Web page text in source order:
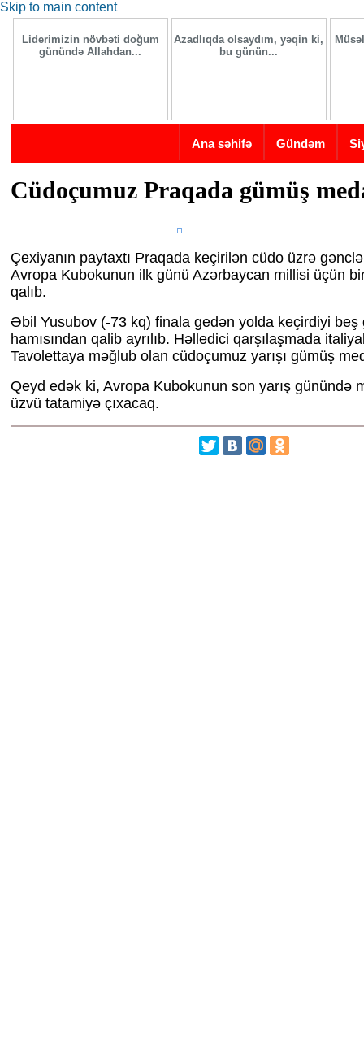
Skip to main content
Liderimizin növbəti doğum
günündə Allahdan...
Azadlıqda olsaydım, yəqin ki,
bu günün...
Ana səhifə Gündəm
Cüdoçumuz Praqada gümüş
Çexiyanın paytaxtı Praqada keçirilən cüdo üzrə
Avropa Kubokunun ilk günü Azərbaycan millisi üçün
qalıb.
Əbil Yusubov (-73 kq) finala gedən yolda keçirdiyi beş
hamısından qalib ayrılıb. Həlledici qarşılaşmada
Tavolettaya məğlub olan cüdoçumuz yarışı gümüş
Qeyd edək ki, Avropa Kubokunun son yarış günündə
üzvü tatamiyə çıxacaq.